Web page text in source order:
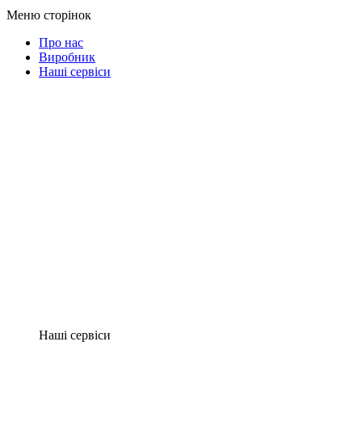
Меню сторінок
Про нас
Виробник
Наші сервіси
Наші сервіси